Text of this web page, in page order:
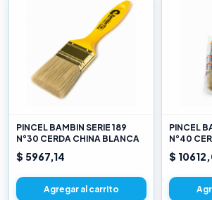
PINCEL BAMBIN SERIE 189
N°30 CERDA CHINA BLANCA
$ 5967,14
Agregar al carrito
PINCEL
N°40
$